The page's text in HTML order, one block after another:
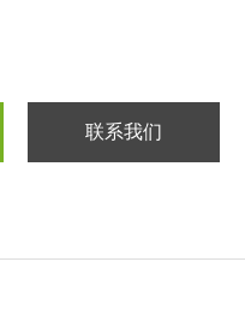
联系我们